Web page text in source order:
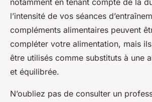
notamment en tenant compte de la
l’intensité de vos séances
compléments alimentaires peuvent
compléter votre alimentation, mais
être utilisés comme substituts à une
et équilibrée.
N’oubliez pas de consulter un